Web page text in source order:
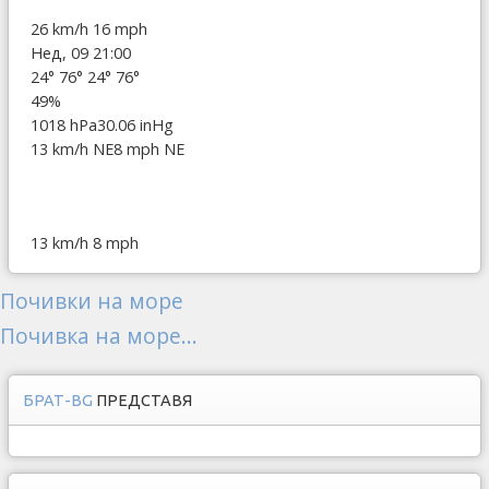
26 km/h 16 mph
Нед, 09 21:00
24° 76° 24° 76°
49%
1018 hPa30.06 inHg
13 km/h NE8 mph NE
13 km/h 8 mph
Почивки на море
Почивка на море...
БРАТ-BG ПРЕДСТАВЯ